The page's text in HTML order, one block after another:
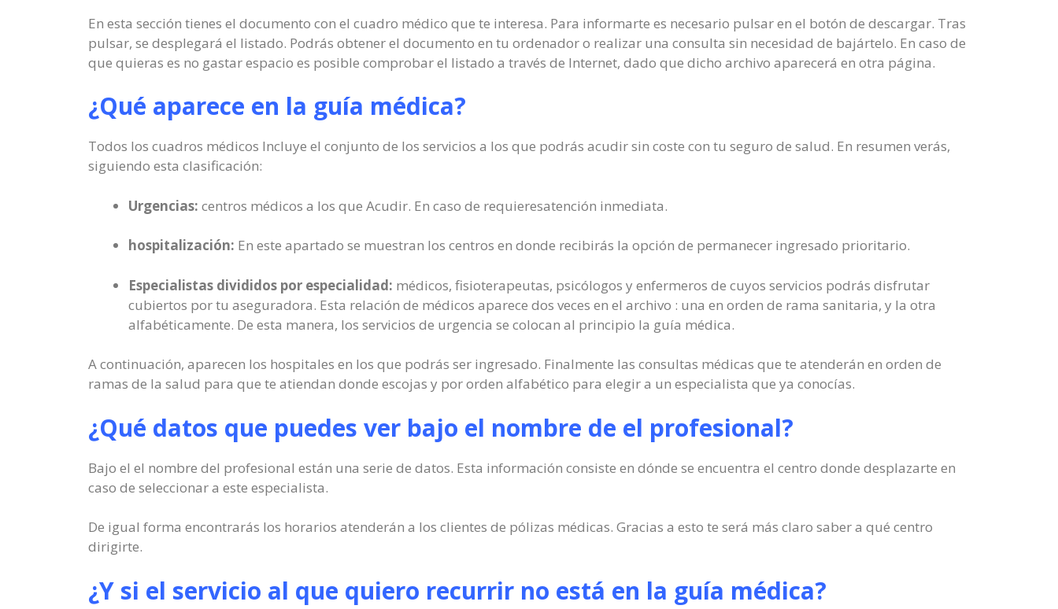
En esta sección tienes el documento con el cuadro médico que te interesa. Para informarte es necesario pulsar en el botón de descargar. Tras
pulsar, se desplegará el listado. Podrás obtener el documento en tu ordenador o realizar una consulta sin necesidad de bajártelo. En caso de
que quieras es no gastar espacio es posible comprobar el listado a través de Internet, dado que dicho archivo aparecerá en otra página.
¿Qué aparece en la guía médica?
Todos los cuadros médicos Incluye el conjunto de los servicios a los que podrás acudir sin coste con tu seguro de salud. En resumen verás,
siguiendo esta clasificación:
Urgencias: centros médicos a los que Acudir. En caso de requieresatención inmediata.
hospitalización: En este apartado se muestran los centros en donde recibirás la opción de permanecer ingresado prioritario.
Especialistas divididos por especialidad: médicos, fisioterapeutas, psicólogos y enfermeros de cuyos servicios podrás disfrutar
cubiertos por tu aseguradora. Esta relación de médicos aparece dos veces en el archivo : una en orden de rama sanitaria, y la otra
alfabéticamente. De esta manera, los servicios de urgencia se colocan al principio la guía médica.
A continuación, aparecen los hospitales en los que podrás ser ingresado. Finalmente las consultas médicas que te atenderán en orden de
ramas de la salud para que te atiendan donde escojas y por orden alfabético para elegir a un especialista que ya conocías.
¿Qué datos que puedes ver bajo el nombre de el profesional?
Bajo el el nombre del profesional están una serie de datos. Esta información consiste en dónde se encuentra el centro donde desplazarte en
caso de seleccionar a este especialista.
De igual forma encontrarás los horarios atenderán a los clientes de pólizas médicas. Gracias a esto te será más claro saber a qué centro
dirigirte.
¿Y si el servicio al que quiero recurrir no está en la guía médica?